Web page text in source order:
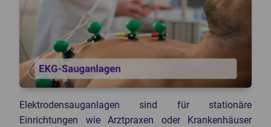
Mobile Röntgengeräte
Röntgendetektoren
Speicherfolienscanner
Veterinär Röntgengeräte
CT-Geräte
Patientenmonitore
POCT-Geräte
Endoskope
3D-Drucker Dental
Elektrodensauganlagen sind für stationäre
Einrichtungen wie Arztpraxen oder Krankenhäuser